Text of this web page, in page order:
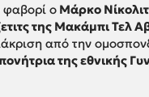
φαβορί ο Μάρκο
της Μακάμπι Τελ
από την
της εθνικής